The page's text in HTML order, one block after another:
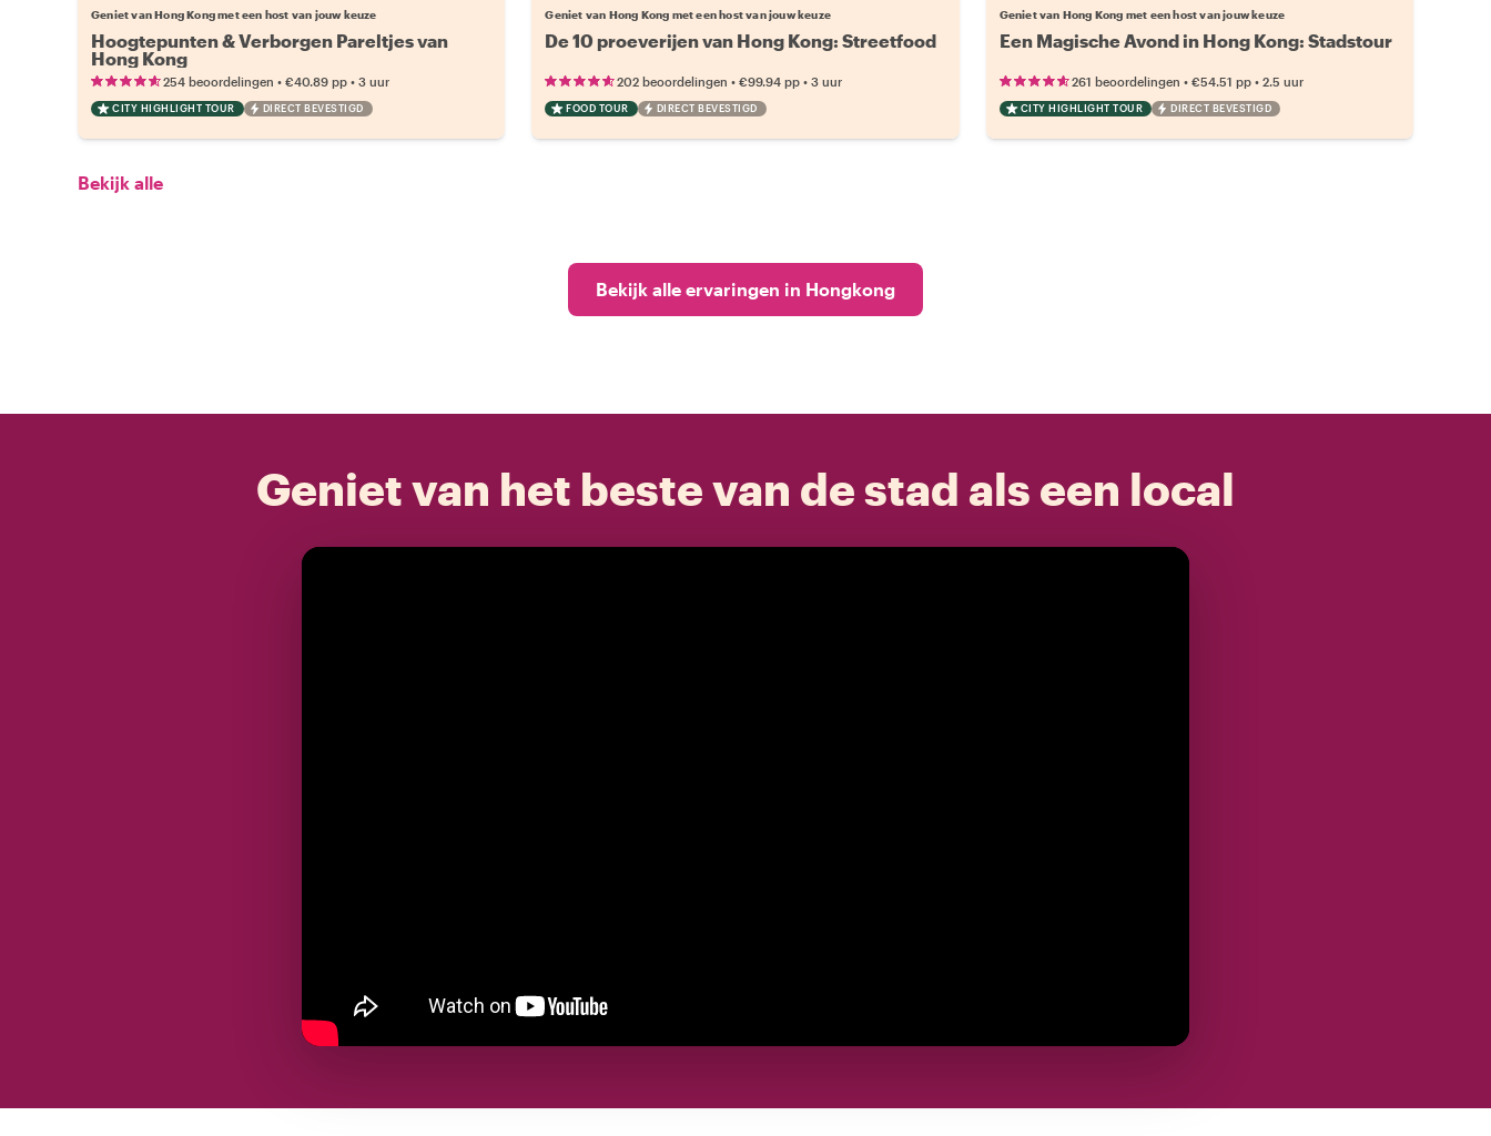
Geniet van Hong Kong met een host van jouw keuze
Hoogtepunten & Verborgen Pareltjes van
Hong Kong
254 beoordelingen • €40.89 pp • 3 uur
CITY HIGHLIGHT TOUR DIRECT BEVESTIGD
Geniet van Hong Kong met een host van jouw keuze
De 10 proeverijen van Hong Kong: Streetfood
202 beoordelingen •€99.94 pp •3 uur
FOOD TOUR DIRECT BEVESTIGD
Geniet van Hong Kong met een host van jouw keuze
Een Magische Avond in Hong Kong: Stadstour
261 beoordelingen • €54.51 pp• 2.5 uur
CITY HIGHLIGHT TOUR DIRECT BEVESTIGD
Bekijk alle
Bekijk alle ervaringen in Hongkong
Geniet van het beste van de stad als een local